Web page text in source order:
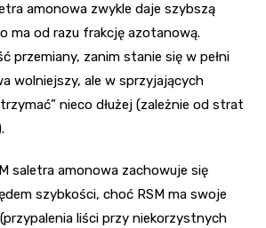
amonowa zwykle daje szybszą
ma od razu frakcję azotanową.
przemiany, zanim stanie się w pełni
wolniejszy, ale w sprzyjających
nieco dłużej (zależnie od strat
saletra amonowa zachowuje się
szybkości, choć RSM ma swoje
liści przy niekorzystnych